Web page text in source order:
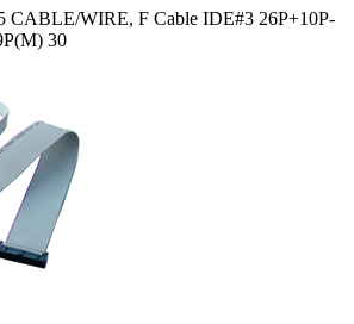
CABLE/WIRE, F Cable IDE#3 26P+10P-
30